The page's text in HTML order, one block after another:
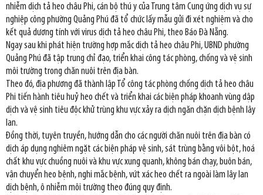
nhiễm dịch tả heo châu Phi, cán bộ thú y của Trung tâm Cung ứng dịch vụ sự
nghiệp công phường Quảng Phú đã tổ chức lấy mẫu gửi đi xét nghiệm và cho
kết quả dương tính với virus dịch tả heo châu Phi, theo Báo Đà Nẵng.
Ngay sau khi phát hiện trường hợp mắc dịch tả heo châu Phi, UBND phường
Quảng Phú đã tập trung chỉ đạo, triển khai công tác phòng, chống và vệ sinh
môi trường trong chăn nuôi trên địa bàn.
Theo đó, địa phương đã thành lập Tổ công tác phòng chống dịch tả heo châu
Phi tiến hành tiêu huỷ heo chết và triển khai các biện pháp khoanh vùng dập
dịch và vệ sinh tiêu độc khử trùng khu vực xảy ra dịch ngăn chặn dịch bệnh lây
lan.
Đồng thời, tuyên truyền, hướng dẫn cho các người chăn nuôi trên địa bàn có
dịch áp dụng nghiêm ngặt các biện pháp vệ sinh, sát trùng bằng vôi bột, hoá
chất khu vực chuồng nuôi và khu vực xung quanh, không bán chạy, buôn bán,
vận chuyển heo bệnh, nghi mắc bệnh, vứt xác heo chết ra ngoài làm lây lan
dịch bệnh, ô nhiễm môi trường theo đúng quy định.